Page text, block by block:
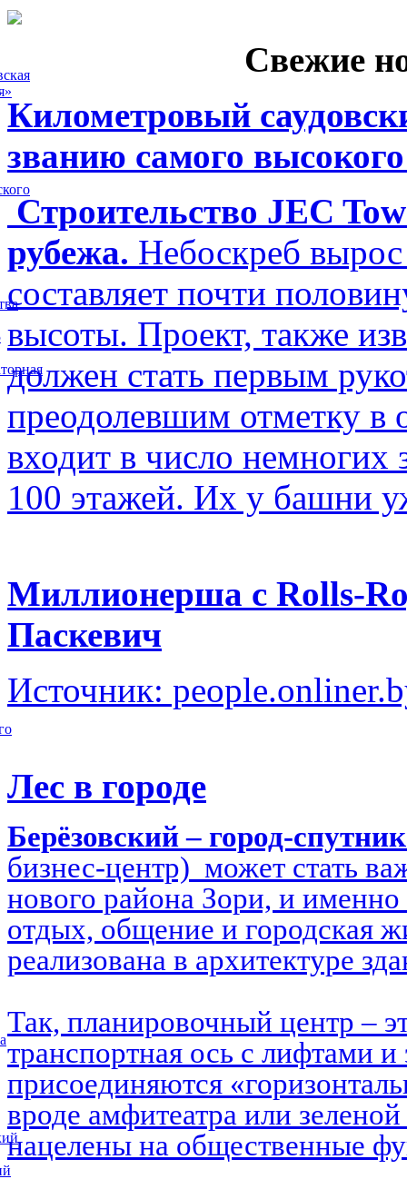
Свежие
Километровый
званию самого
Строительство JEC
рубежа. Небоскреб
составляет почти
высоты. Проект, также
должен стать первым
преодолевшим отметку в
входит в число
100 этажей. Их у башни
Миллионерша с Rolls-
Паскевич
Источник:
Лес в городе
Берёзовский – город-
бизнес-центр) может стать
нового района Зори, и именно
отдых, общение и городская
реализована в архитектуре
Так, планировочный центр –
транспортная ось с лифтами и
присоединяются
вроде амфитеатра или
нацелены на общественные